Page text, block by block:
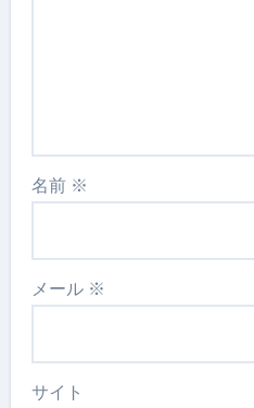
名前 ※
メール ※
サイト